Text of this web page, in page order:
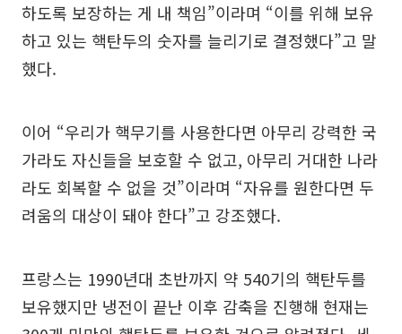
하도록 보장하는 게 내 책임”이라며 “이를 위해 보유
하고 있는 핵탄두의 숫자를 늘리기로 결정했다”고 말
했다.
이어 “우리가 핵무기를 사용한다면 아무리 강력한 국
가라도 자신들을 보호할 수 없고, 아무리 거대한 나라
라도 회복할 수 없을 것”이라며 “자유를 원한다면 두
려움의 대상이 돼야 한다”고 강조했다.
프랑스는 1990년대 초반까지 약 540기의 핵탄두를
보유했지만 냉전이 끝난 이후 감축을 진행해 현재는